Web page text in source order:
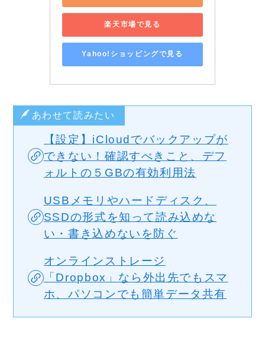
楽天市場で見る
Yahoo!ショッピングで見る
あわせて読みたい
【設定】iCloudでバックアップが
できない！確認すべきこと、デフ
ォルトの５GBの有効利用法
USBメモリやハードディスク、
SSDの形式を知って読み込めな
い・書き込めないを防ぐ
オンラインストレージ
「Dropbox」なら外出先でもスマ
ホ、パソコンでも簡単データ共有